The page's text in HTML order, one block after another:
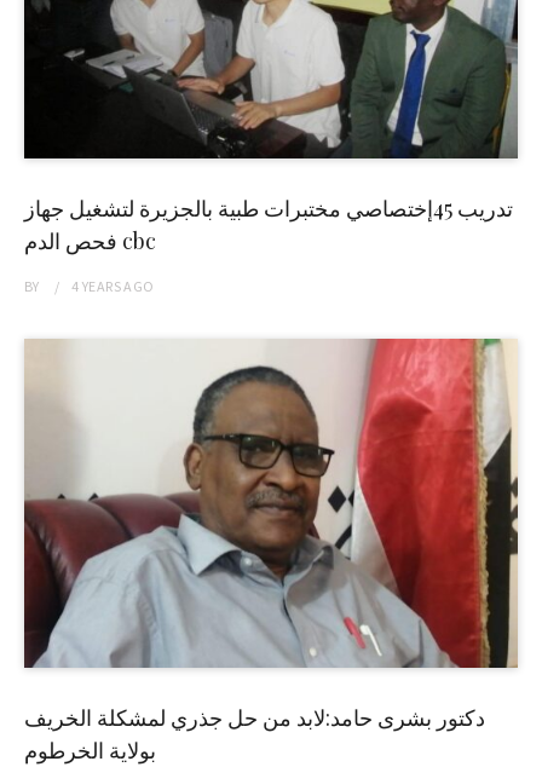
تدريب 45إختصاصي مختبرات طبية بالجزيرة لتشغيل جهاز
فحص الدم cbc
BY 4 YEARSAGO
دكتور بشرى حامد:لابد من حل جذري لمشكلة الخريف
بولاية الخرطوم